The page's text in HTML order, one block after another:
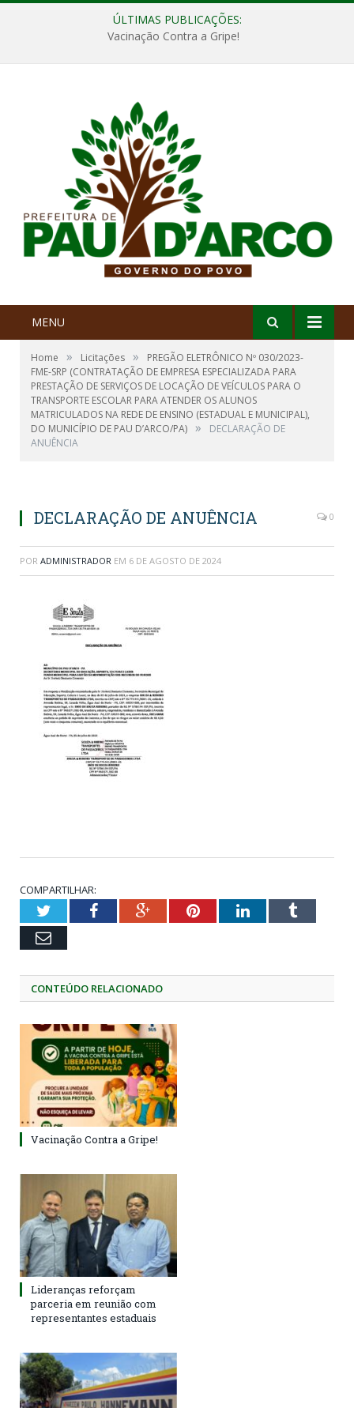
ÚLTIMAS PUBLICAÇÕES:
Vacinação Contra a Gripe!
MENU
Home » Licitações »
PREGÃO ELETRÔNICO Nº 030/2023-
FME-SRP (CONTRATAÇÃO DE EMPRESA ESPECIALIZADA PARA
PRESTAÇÃO DE SERVIÇOS DE LOCAÇÃO DE VEÍCULOS PARA O
TRANSPORTE ESCOLAR PARA ATENDER OS ALUNOS
MATRICULADOS NA REDE DE ENSINO (ESTADUAL E MUNICIPAL),
DO MUNICÍPIO DE PAU D’ARCO/PA) »
DECLARAÇÃO DE
ANUÊNCIA
DECLARAÇÃO DE ANUÊNCIA 0
POR ADMINISTRADOR EM 6 DE AGOSTO DE 2024
COMPARTILHAR:
TwitterFacebookGoogle+PinterestLinkedInTumblr
Email
CONTEÚDO RELACIONADO
Vacinação Contra a Gripe!
Lideranças reforçam
parceria em reunião com
representantes estaduais